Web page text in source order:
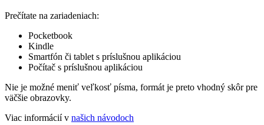
Prečítate na zariadeniach:
Pocketbook
Kindle
Smartfón či tablet s príslušnou aplikáciou
Počítač s príslušnou aplikáciou
Nie je možné meniť veľkosť písma, formát je preto vhodný skôr pre
väčšie obrazovky.
Viac informácií v našich návodoch